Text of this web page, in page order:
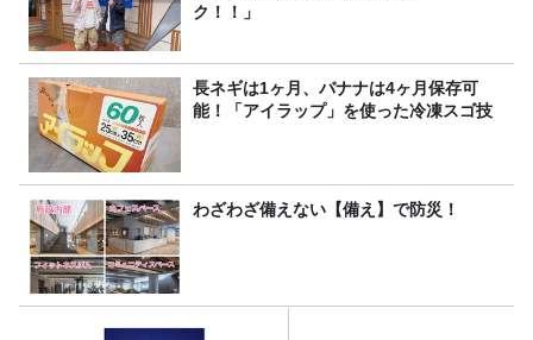
ク！！」
長ネギは1ヶ月、バナナは4ヶ月保存可
能！「アイラップ」を使った冷凍スゴ技
わざわざ備えない【備え】で防災！